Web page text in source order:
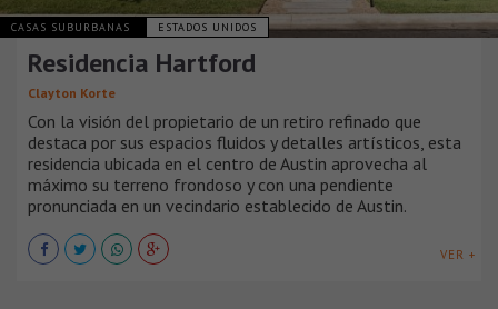
CASAS SUBURBANAS ESTADOS UNIDOS
Residencia Hartford
Clayton Korte
Con la visión del propietario de un retiro refinado que
destaca por sus espacios fluidos y detalles artísticos, esta
residencia ubicada en el centro de Austin aprovecha al
máximo su terreno frondoso y con una pendiente
pronunciada en un vecindario establecido de Austin.
VER +